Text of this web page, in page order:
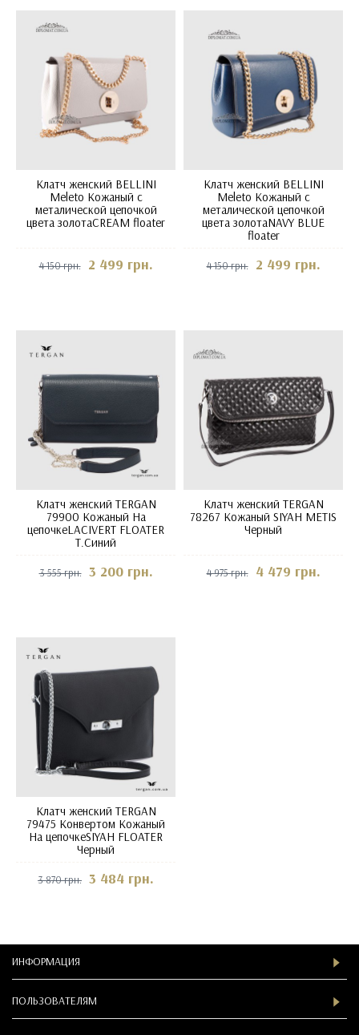
Клатч женский BELLINI
Meleto Кожаный с
металической цепочкой
цвета золотаCREAM floater
4 150 грн. 2 499 грн.
Клатч женский BELLINI
Meleto Кожаный с
металической цепочкой
цвета золотаNAVY BLUE
floater
4 150 грн. 2 499 грн.
Клатч женский TERGAN
79900 Кожаный На
цепочкеLACIVERT FLOATER
Т.Синий
3 555 грн. 3 200 грн.
Клатч женский TERGAN
78267 Кожаный SIYAH METIS
Черный
4 975 грн. 4 479 грн.
Клатч женский TERGAN
79475 Конвертом Кожаный
На цепочкеSIYAH FLOATER
Черный
3 870 грн. 3 484 грн.
ИНФОРМАЦИЯ
ПОЛЬЗОВАТЕЛЯМ